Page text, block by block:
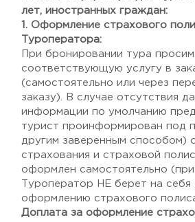
лет, иностранных граждан:
1. Оформление страхового
Туроператора:
При бронировании тура
соответствующую услугу в
(самостоятельно или через
заказу). В случае отсутствия
информации по умолчанию
турист проинформирован под
другим заверенным способом)
страхования и страховой
оформлен самостоятельно (при
Туроператор НЕ берет на себя
оформлению страхового
Доплата за оформление